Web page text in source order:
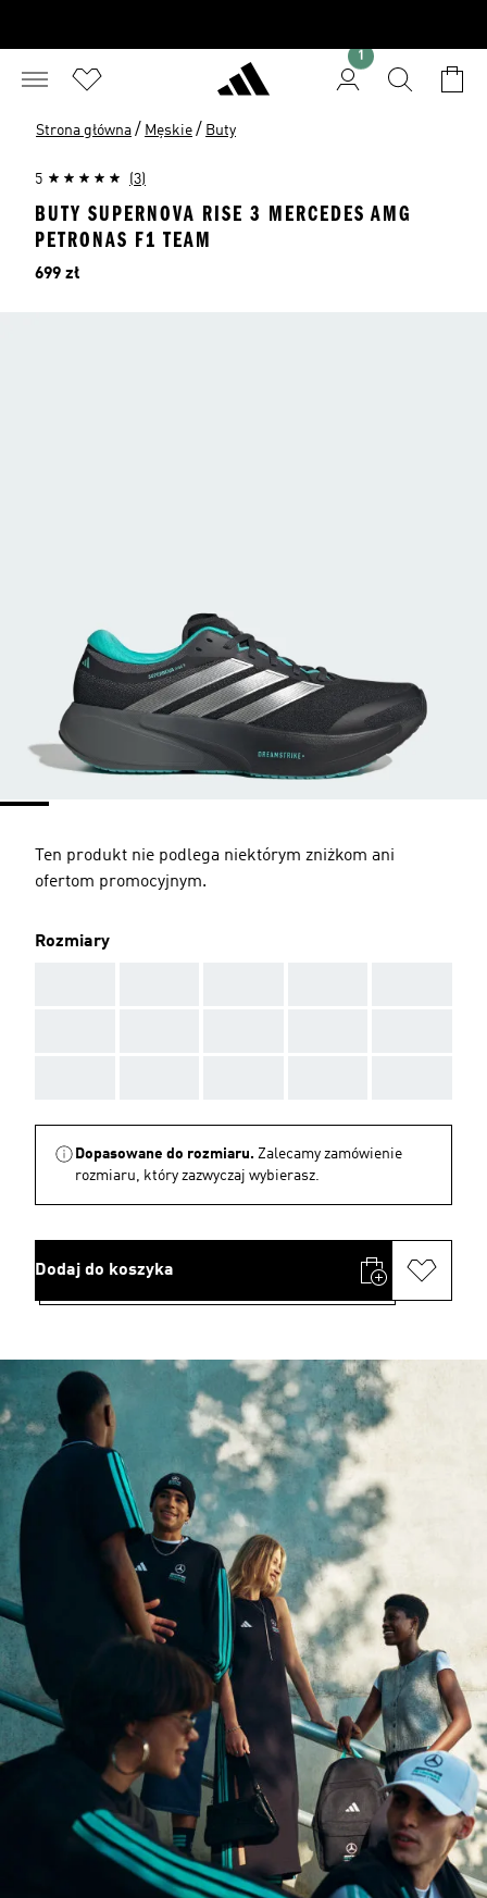
1
Strona główna / Męskie / Buty
5 (3)
BUTY SUPERNOVA RISE 3 MERCEDES AMG
PETRONAS F1 TEAM
Cena
699 zł
Ten produkt nie podlega niektórym zniżkom ani
ofertom promocyjnym.
Rozmiary
Dopasowane do rozmiaru. Zalecamy zamówienie
rozmiaru, który zazwyczaj wybierasz.
Dodaj do koszyka